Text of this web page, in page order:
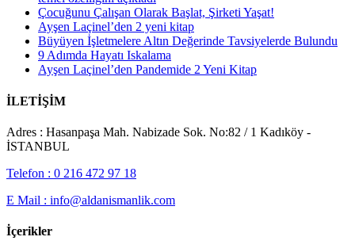
Çocuğunu Çalışan Olarak Başlat, Şirketi Yaşat!
Ayşen Laçinel’den 2 yeni kitap
Büyüyen İşletmelere Altın Değerinde Tavsiyelerde Bulundu
9 Adımda Hayatı Iskalama
Ayşen Laçinel’den Pandemide 2 Yeni Kitap
İLETİŞİM
Adres : Hasanpaşa Mah. Nabizade Sok. No:82 / 1 Kadıköy -
İSTANBUL
Telefon : 0 216 472 97 18
E Mail : info@aldanismanlik.com
İçerikler